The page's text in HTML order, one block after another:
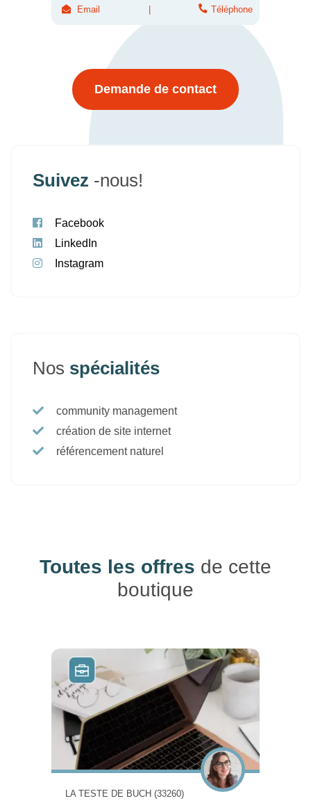
Email Téléphone
Demande de contact
Suivez -nous!
Facebook
LinkedIn
Instagram
Nos spécialités
community management
création de site internet
référencement naturel
Toutes les offres de cette
boutique
LA TESTE DE BUCH (33260)